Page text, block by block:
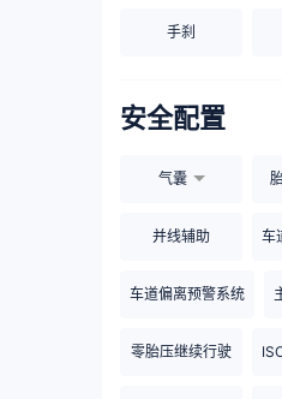
手刹
安全配置
气囊
并线辅助 车
车道偏离预警系统
零胎压继续行驶